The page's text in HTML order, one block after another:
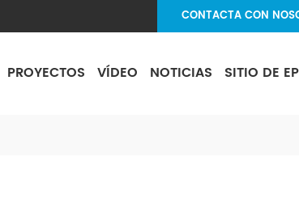
CONTACTA CON
PROYECTOS VÍDEO NOTICIAS SITIO DE